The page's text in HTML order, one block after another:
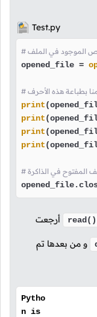
Test.py
opened_file =
print
print
print
print
read() أرجعت
و من بعدها تم
Pytho
n is